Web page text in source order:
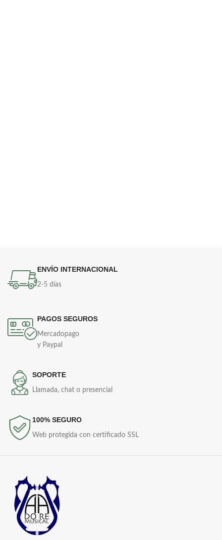
ENVÍO INTERNACIONAL
2-5 días
PAGOS SEGUROS
Mercadopago
y Paypal
SOPORTE
Llamada, chat o presencial
100% SEGURO
Web protegida con certificado SSL